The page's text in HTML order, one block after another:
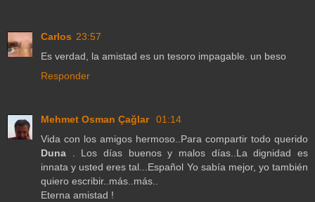
Carlos 23:57
Es verdad, la amistad es un tesoro impagable. un beso
Responder
Mehmet Osman Çağlar 01:14
Vida con los amigos hermoso..Para compartir todo querido
Duna . Los días buenos y malos días..La dignidad es
innata y usted eres tal...Español Yo sabía mejor, yo también
quiero escribir..más..más..
Eterna amistad !